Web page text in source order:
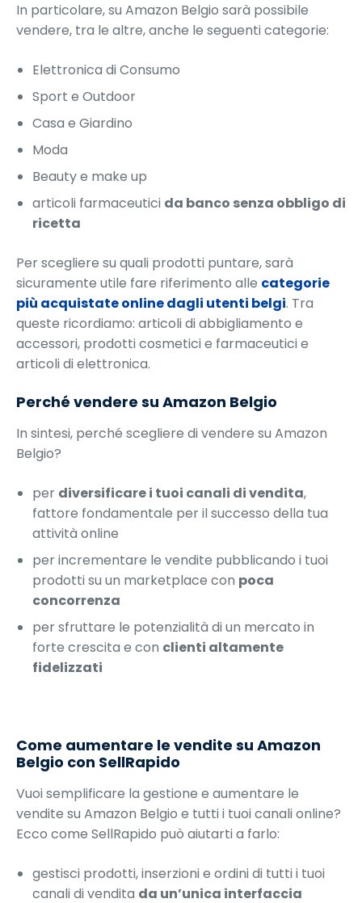
In particolare, su Amazon Belgio sarà possibile
vendere, tra le altre, anche le seguenti categorie:
Elettronica di Consumo
Sport e Outdoor
Casa e Giardino
Moda
Beauty e make up
articoli farmaceutici da banco senza obbligo di
ricetta
Per scegliere su quali prodotti puntare, sarà
sicuramente utile fare riferimento alle categorie
più acquistate online dagli utenti belgi. Tra
queste ricordiamo: articoli di abbigliamento e
accessori, prodotti cosmetici e farmaceutici e
articoli di elettronica.
Perché vendere su Amazon Belgio
In sintesi, perché scegliere di vendere su Amazon
Belgio?
per diversificare i tuoi canali di vendita,
fattore fondamentale per il successo della tua
attività online
per incrementare le vendite pubblicando i tuoi
prodotti su un marketplace con poca
concorrenza
per sfruttare le potenzialità di un mercato in
forte crescita e con clienti altamente
fidelizzati
Come aumentare le vendite su Amazon
Belgio con SellRapido
Vuoi semplificare la gestione e aumentare le
vendite su Amazon Belgio e tutti i tuoi canali online?
Ecco come SellRapido può aiutarti a farlo:
gestisci prodotti, inserzioni e ordini di tutti i tuoi
canali di vendita da un’unica interfaccia